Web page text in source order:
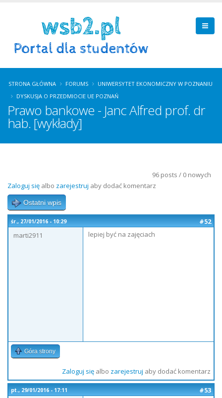
STRONA GŁÓWNA FORUMS
UNIWERSYTET EKONOMICZNY W POZNANIU
DYSKUSJA O PRZEDMIOCIE UE POZNAŃ
Prawo bankowe - Janc Alfred prof. dr
hab. [wykłady]
96 posts / 0 nowych
Zaloguj się albo zarejestruj aby dodać komentarz
Ostatni wpis
śr., 27/01/2016 - 10:29
#52
marti2911
lepiej być na zajęciach
Góra strony
Zaloguj sięalbo zarejestruj aby dodać komentarz
pt., 29/01/2016 - 17:11
#53